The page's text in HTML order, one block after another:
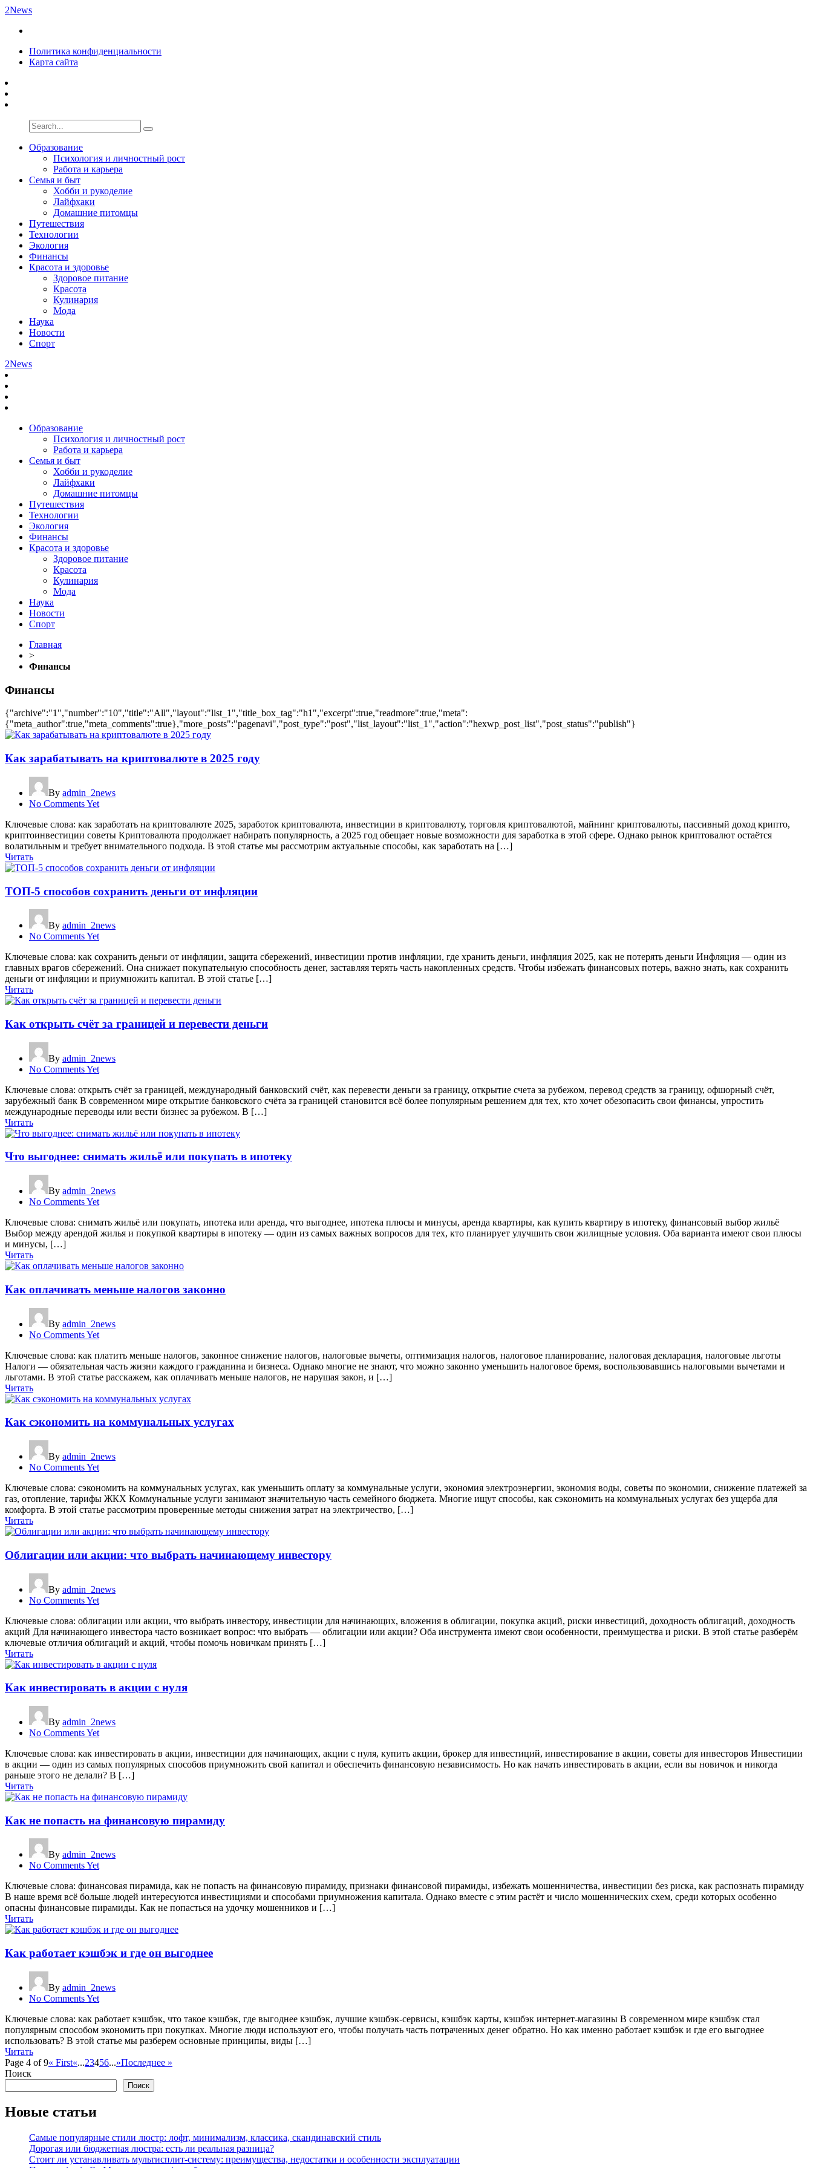
2News
Политика конфиденциальности
Карта сайта
Образование
Психология и личностный рост
Работа и карьера
Семья и быт
Хобби и рукоделие
Лайфхаки
Домашние питомцы
Путешествия
Технологии
Экология
Финансы
Красота и здоровье
Здоровое питание
Красота
Кулинария
Мода
Наука
Новости
Спорт
2News
Образование
Психология и личностный рост
Работа и карьера
Семья и быт
Хобби и рукоделие
Лайфхаки
Домашние питомцы
Путешествия
Технологии
Экология
Финансы
Красота и здоровье
Здоровое питание
Красота
Кулинария
Мода
Наука
Новости
Спорт
Главная
>
Финансы
Финансы
{"archive":"1","number":"10","title":"All","layout":"list_1","title_box_tag":"h1","excerpt":true,"readmore":true,"meta":
{"meta_author":true,"meta_comments":true},"more_posts":"pagenavi","post_type":"post","list_layout":"list_1","action":"hexwp_post_list","post_status":"publish"}
Как зарабатывать на криптовалюте в 2025 году
By admin_2news
No Comments Yet
Ключевые слова: как заработать на криптовалюте 2025, заработок криптовалюта, инвестиции в криптовалюту, торговля криптовалютой, майнинг криптовалюты, пассивный доход крипто,
криптоинвестиции советы Криптовалюта продолжает набирать популярность, а 2025 год обещает новые возможности для заработка в этой сфере. Однако рынок криптовалют остаётся
волатильным и требует внимательного подхода. В этой статье мы рассмотрим актуальные способы, как заработать на […]
Читать
ТОП-5 способов сохранить деньги от инфляции
By admin_2news
No Comments Yet
Ключевые слова: как сохранить деньги от инфляции, защита сбережений, инвестиции против инфляции, где хранить деньги, инфляция 2025, как не потерять деньги Инфляция — один из
главных врагов сбережений. Она снижает покупательную способность денег, заставляя терять часть накопленных средств. Чтобы избежать финансовых потерь, важно знать, как сохранить
деньги от инфляции и приумножить капитал. В этой статье […]
Читать
Как открыть счёт за границей и перевести деньги
By admin_2news
No Comments Yet
Ключевые слова: открыть счёт за границей, международный банковский счёт, как перевести деньги за границу, открытие счета за рубежом, перевод средств за границу, офшорный счёт,
зарубежный банк В современном мире открытие банковского счёта за границей становится всё более популярным решением для тех, кто хочет обезопасить свои финансы, упростить
международные переводы или вести бизнес за рубежом. В […]
Читать
Что выгоднее: снимать жильё или покупать в ипотеку
By admin_2news
No Comments Yet
Ключевые слова: снимать жильё или покупать, ипотека или аренда, что выгоднее, ипотека плюсы и минусы, аренда квартиры, как купить квартиру в ипотеку, финансовый выбор жильё
Выбор между арендой жилья и покупкой квартиры в ипотеку — один из самых важных вопросов для тех, кто планирует улучшить свои жилищные условия. Оба варианта имеют свои плюсы
и минусы, […]
Читать
Как оплачивать меньше налогов законно
By admin_2news
No Comments Yet
Ключевые слова: как платить меньше налогов, законное снижение налогов, налоговые вычеты, оптимизация налогов, налоговое планирование, налоговая декларация, налоговые льготы
Налоги — обязательная часть жизни каждого гражданина и бизнеса. Однако многие не знают, что можно законно уменьшить налоговое бремя, воспользовавшись налоговыми вычетами и
льготами. В этой статье расскажем, как оплачивать меньше налогов, не нарушая закон, и […]
Читать
Как сэкономить на коммунальных услугах
By admin_2news
No Comments Yet
Ключевые слова: сэкономить на коммунальных услугах, как уменьшить оплату за коммунальные услуги, экономия электроэнергии, экономия воды, советы по экономии, снижение платежей за
газ, отопление, тарифы ЖКХ Коммунальные услуги занимают значительную часть семейного бюджета. Многие ищут способы, как сэкономить на коммунальных услугах без ущерба для
комфорта. В этой статье рассмотрим проверенные методы снижения затрат на электричество, […]
Читать
Облигации или акции: что выбрать начинающему инвестору
By admin_2news
No Comments Yet
Ключевые слова: облигации или акции, что выбрать инвестору, инвестиции для начинающих, вложения в облигации, покупка акций, риски инвестиций, доходность облигаций, доходность
акций Для начинающего инвестора часто возникает вопрос: что выбрать — облигации или акции? Оба инструмента имеют свои особенности, преимущества и риски. В этой статье разберём
ключевые отличия облигаций и акций, чтобы помочь новичкам принять […]
Читать
Как инвестировать в акции с нуля
By admin_2news
No Comments Yet
Ключевые слова: как инвестировать в акции, инвестиции для начинающих, акции с нуля, купить акции, брокер для инвестиций, инвестирование в акции, советы для инвесторов Инвестиции
в акции — один из самых популярных способов приумножить свой капитал и обеспечить финансовую независимость. Но как начать инвестировать в акции, если вы новичок и никогда
раньше этого не делали? В […]
Читать
Как не попасть на финансовую пирамиду
By admin_2news
No Comments Yet
Ключевые слова: финансовая пирамида, как не попасть на финансовую пирамиду, признаки финансовой пирамиды, избежать мошенничества, инвестиции без риска, как распознать пирамиду
В наше время всё больше людей интересуются инвестициями и способами приумножения капитала. Однако вместе с этим растёт и число мошеннических схем, среди которых особенно
опасны финансовые пирамиды. Как не попасться на удочку мошенников и […]
Читать
Как работает кэшбэк и где он выгоднее
By admin_2news
No Comments Yet
Ключевые слова: как работает кэшбэк, что такое кэшбэк, где выгоднее кэшбэк, лучшие кэшбэк-сервисы, кэшбэк карты, кэшбэк интернет-магазины В современном мире кэшбэк стал
популярным способом экономить при покупках. Многие люди используют его, чтобы получать часть потраченных денег обратно. Но как именно работает кэшбэк и где его выгоднее
использовать? В этой статье мы разберем основные принципы, виды […]
Читать
Page 4 of 9« First«...23456...»Последнее »
Поиск
Поиск
Новые статьи
Самые популярные стили люстр: лофт, минимализм, классика, скандинавский стиль
Дорогая или бюджетная люстра: есть ли реальная разница?
Стоит ли устанавливать мультисплит-систему: преимущества, недостатки и особенности эксплуатации